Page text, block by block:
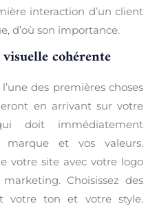
interaction d’un client
d’où son importance.
cohérente
des premières choses
en arrivant sur votre
doit immédiatement
marque et vos valeurs.
votre site avec votre logo
Choisissez des
votre ton et votre style.